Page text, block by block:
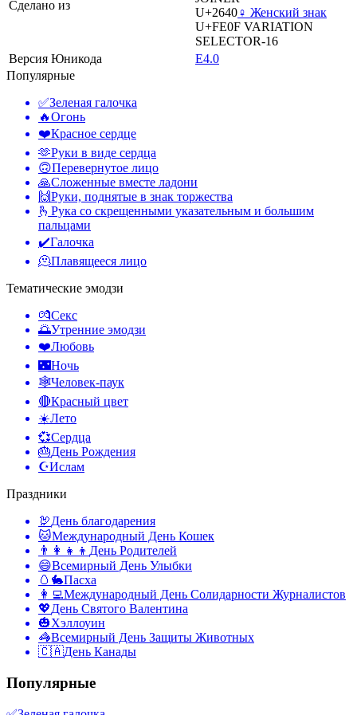
Сделано из
U+2640♀️ Женский знак
U+FE0F VARIATION
SELECTOR-16
Версия Юникода
E4.0
Популярные
✅Зеленая галочка
🔥Огонь
❤️Красное сердце
🫶Руки в виде сердца
🙃Перевернутое лицо
🙏Сложенные вместе ладони
🙌Руки, поднятые в знак торжества
🫰 Рука со скрещенными указательным и большим
пальцами
✔️Галочка
🫠Плавящееся лицо
Тематические эмодзи
💏Секс
🌅Утренние эмодзи
❤️Любовь
🌃Ночь
🕸️Человек-паук
🔴Красный цвет
☀️Лето
💞Сердца
🎂День Рождения
☪️Ислам
Праздники
🦃День благодарения
🐱Международный День Кошек
👨‍👩‍👧‍👦 День Родителей
😄Всемирный День Улыбки
🥚🐇Пасха
👩‍💻Международный День Солидарности Журналистов
💖День Святого Валентина
🎃Хэллоуин
🦓Всемирный День Защиты Животных
🇨🇦День Канады
Популярные